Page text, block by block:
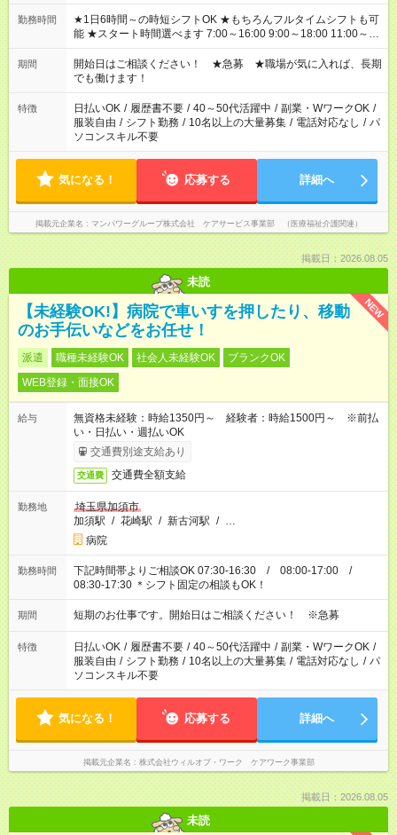
勤務時間
★1日6時間～の時短シフトOK ★もちろんフルタイムシフトも可
能 ★スタート時間選べます 7:00～16:00 9:00～18:00 11:00～
20:00 など 残業なし！ ※Wワークの場合、他のお仕事と合わせ
週40時間超の就業はご案内できません ※法令に基づき、週20時
間以上勤務は社会保険への加入対象となります ※労働者派遣法
（日雇い派遣の原則禁止）により、短時間・短期間の就業はご
案内が難しい場合があります
期間
開始日はご相談ください！ ★急募 ★職場が気に入れば、長期
でも働けます！
特徴 日払いOK / 履歴書不要 / 40～50代活躍中 / 副業・WワークOK /
服装自由 / シフト勤務 / 10名以上の大量募集 / 電話対応なし / パ
ソコンスキル不要
気になる！ 応募する 詳細へ
掲載元企業名 マンパワーグループ株式会社 ケアサービス事業部 （医療福祉介護関連）
掲載日：2026.08.05
未読
NEW
【未経験OK!】病院で車いすを押したり、移動
のお手伝いなどをお任せ！
派遣 職種未経験OK 社会人未経験OK
ブランクOK
WEB登録・面接OK
給与
無資格未経験：時給1350円～ 経験者：時給1500円～ ※前払
い・日払い・週払いOK
交通費別途支給あり
交通費 交通費全額支給
勤務地
埼玉県加須市
加須駅 / 花崎駅 / 新古河駅 / …
病院
勤務時間
下記時間帯よりご相談OK 07:30-16:30 / 08:00-17:00 /
08:30-17:30 ＊シフト固定の相談もOK！
期間 短期のお仕事です。開始日はご相談ください！ ※急募
特徴 日払いOK / 履歴書不要 / 40～50代活躍中 / 副業・WワークOK /
服装自由 / シフト勤務 / 10名以上の大量募集 / 電話対応なし / パ
ソコンスキル不要
気になる！ 応募する 詳細へ
掲載元企業名 株式会社ウィルオブ・ワーク ケアワーク事業部
掲載日：2026.08.05
未読